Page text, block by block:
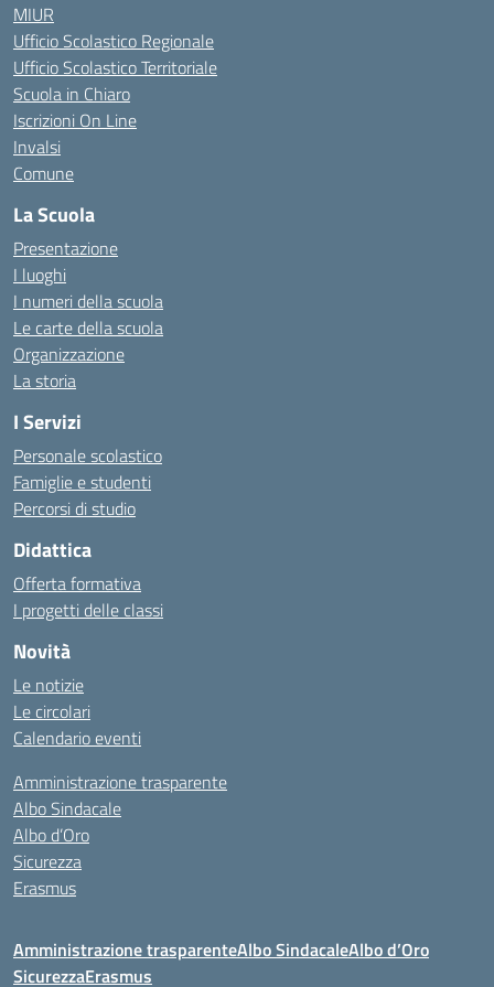
MIUR
Ufficio Scolastico Regionale
Ufficio Scolastico Territoriale
Scuola in Chiaro
Iscrizioni On Line
Invalsi
Comune
La Scuola
Presentazione
I luoghi
I numeri della scuola
Le carte della scuola
Organizzazione
La storia
I Servizi
Personale scolastico
Famiglie e studenti
Percorsi di studio
Didattica
Offerta formativa
I progetti delle classi
Novità
Le notizie
Le circolari
Calendario eventi
Amministrazione trasparente
Albo Sindacale
Albo d’Oro
Sicurezza
Erasmus
Amministrazione trasparenteAlbo SindacaleAlbo d’Oro
SicurezzaErasmus